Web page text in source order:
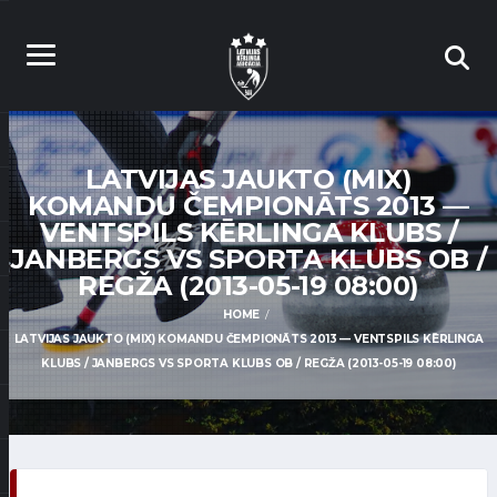
LATVIJAS JAUKTO (MIX)
KOMANDU ČEMPIONĀTS 2013 —
VENTSPILS KĒRLINGA KLUBS /
JANBERGS VS SPORTA KLUBS OB /
REGŽA (2013-05-19 08:00)
HOME
LATVIJAS JAUKTO (MIX) KOMANDU ČEMPIONĀTS 2013 — VENTSPILS KĒRLINGA
KLUBS / JANBERGS VS SPORTA KLUBS OB / REGŽA (2013-05-19 08:00)